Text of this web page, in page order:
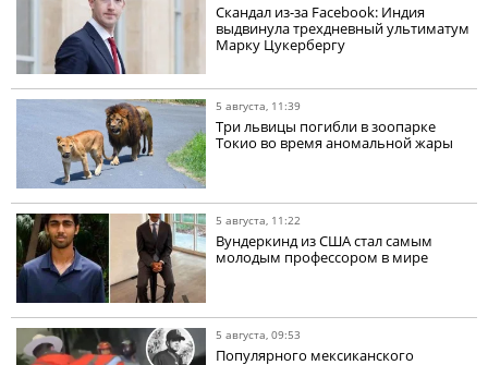
Скандал из-за Facebook: Индия
выдвинула трехдневный ультиматум
Марку Цукербергу
5 августа, 11:39
Три львицы погибли в зоопарке
Токио во время аномальной жары
5 августа, 11:22
Вундеркинд из США стал самым
молодым профессором в мире
5 августа, 09:53
Популярного мексиканского